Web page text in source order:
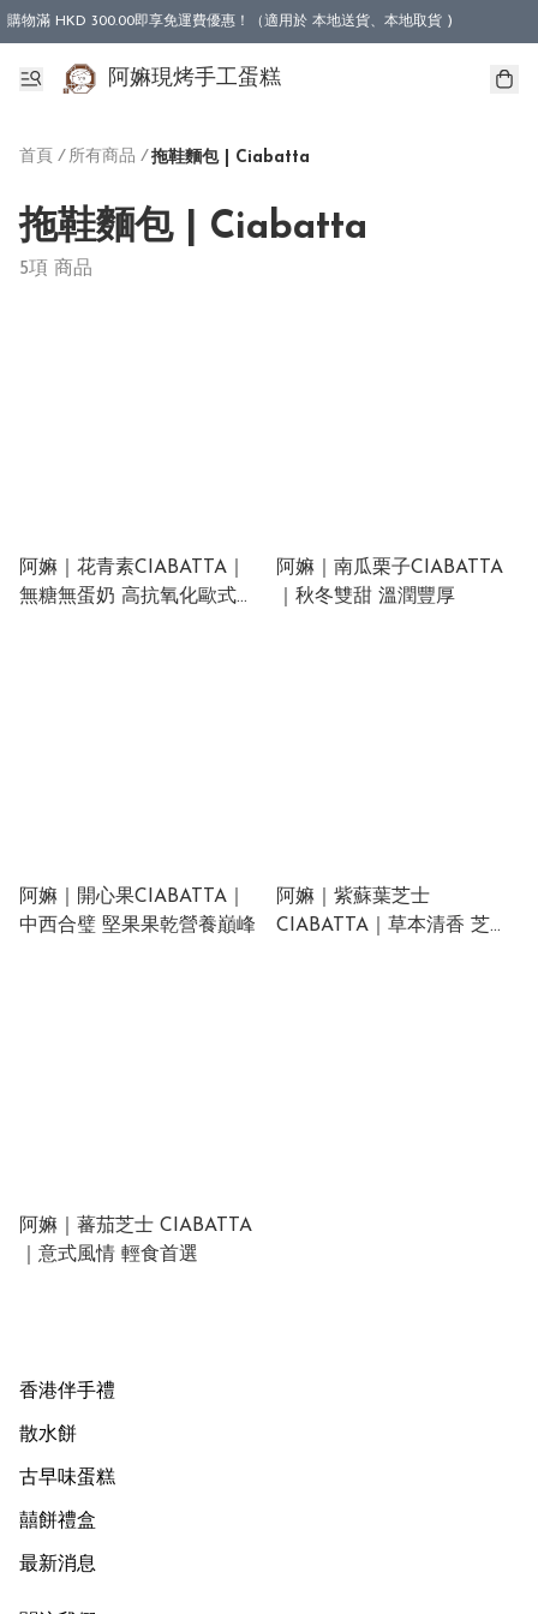
購物滿 HKD 300.00即享免運費優惠！（適用於 本地送貨、本地取貨 )
阿嫲現烤手工蛋糕
首頁 / 所有商品 / 拖鞋麵包 | Ciabatta
拖鞋麵包 | Ciabatta
5項 商品
阿嫲｜花青素CIABATTA｜
無糖無蛋奶 高抗氧化歐式麵
阿嫲｜南瓜栗子CIABATTA
｜秋冬雙甜 溫潤豐厚
阿嫲｜開心果CIABATTA｜
中西合璧 堅果果乾營養巔峰
阿嫲｜紫蘇葉芝士
CIABATTA｜草本清香 芝士
阿嫲｜蕃茄芝士 CIABATTA
｜意式風情 輕食首選
香港伴手禮
散水餅
古早味蛋糕
囍餅禮盒
最新消息